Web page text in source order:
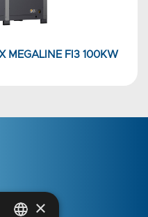
MEGALINE FI3 100KW
×